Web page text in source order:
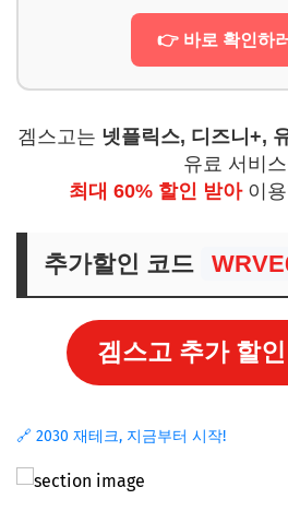
👉 바로 확인하
겜스고는 넷플릭스, 디즈니+,
유료 서비
최대 60% 할인 받아이용
추가할인 코드
겜스고 추가 할인
🔗 2030 재테크, 지금부터 시작!